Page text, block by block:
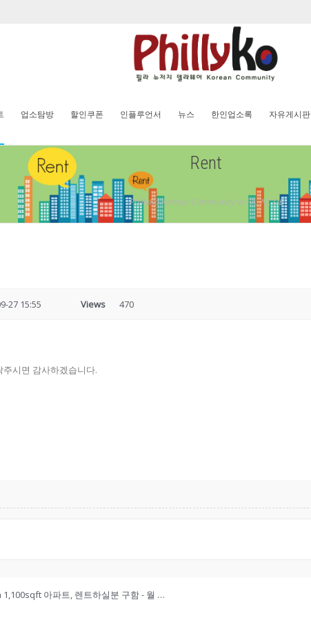
업소탐방 할인쿠폰 인플루언서 뉴스 한인업소록 자유게시판
Rent
PhillyKo Korean Community in PA, NJ, DE
27 15:55 Views 470
주시면 감사하겠습니다.
[남 필라델피아] 한인이 운영하는 3bed 2bath 1,100sqft 아파트, 렌트하실분 구함 - 월 $1950